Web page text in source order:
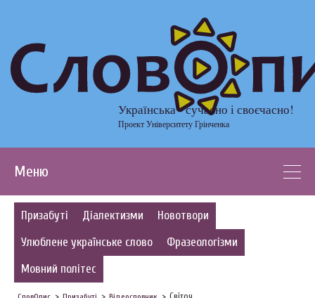
Українська - сучасно і своєчасно!
Проект Університету Грінченка
Меню
Призабуті Діалектизми
Новотвори
Улюблене українське слово
Фразеологізми
Мовний політес